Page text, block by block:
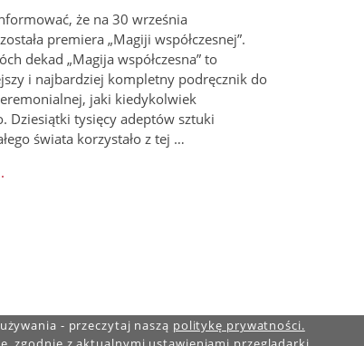
że na 30 września
premiera „Magiji współczesnej”.
dekad „Magija współczesna” to
i najbardziej kompletny podręcznik do
jaki kiedykolwiek
Dziesiątki tysięcy adeptów sztuki
świata korzystało z tej …
- przeczytaj naszą politykę prywatności.